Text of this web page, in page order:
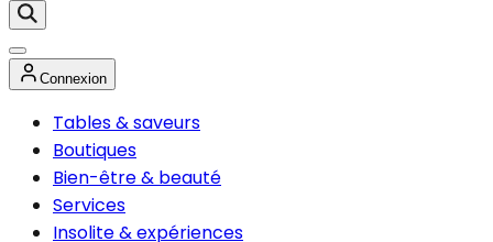
Connexion
Tables & saveurs
Boutiques
Bien-être & beauté
Services
Insolite & expériences